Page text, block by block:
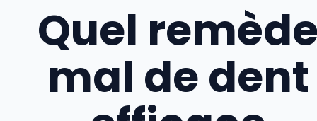
Quel remède
mal de dent